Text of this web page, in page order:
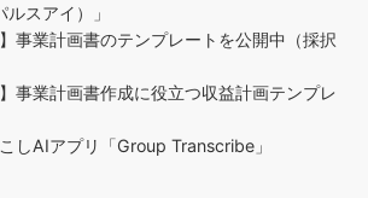
スアイ）」
事業計画書のテンプレートを公開中（採択
事業計画書作成に役立つ収益計画テンプレ
しAIアプリ「Group Transcribe」